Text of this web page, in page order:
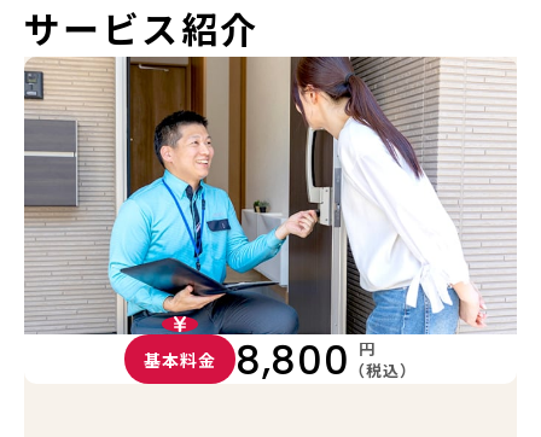
サービス紹介
基本料金 8,800 円
（税込）